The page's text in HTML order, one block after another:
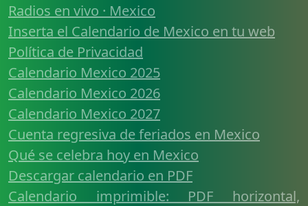
Radios en vivo · Mexico
Inserta el Calendario de Mexico en tu web
Política de Privacidad
Calendario Mexico 2025
Calendario Mexico 2026
Calendario Mexico 2027
Cuenta regresiva de feriados en Mexico
Qué se celebra hoy en Mexico
Descargar calendario en PDF
Calendario imprimible: PDF horizontal,